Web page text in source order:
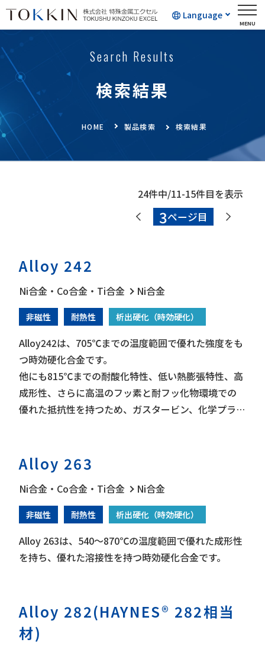
Language
Search Results
検索結果
HOME 製品検索 検索結果
24件中/11-15件目を表示
3
Alloy 242
Ni合金・Co合金・Ti合金 Ni合金
非磁性 耐熱性 析出硬化（時効硬化）
Alloy242は、705℃までの温度範囲で優れた強度をも
つ時効硬化合金です。
他にも815℃までの耐酸化特性、低い熱膨張特性、高
成形性、さらに高温のフッ素と耐フッ化物環境での
優れた抵抗性を持つため、ガスタービン、化学プラン
Alloy 263
Ni合金・Co合金・Ti合金 Ni合金
非磁性 耐熱性 析出硬化（時効硬化）
Alloy 263は、540～870℃の温度範囲で優れた成形性
を持ち、優れた溶接性を持つ時効硬化合金です。
Alloy 282(HAYNES® 282相当
材)